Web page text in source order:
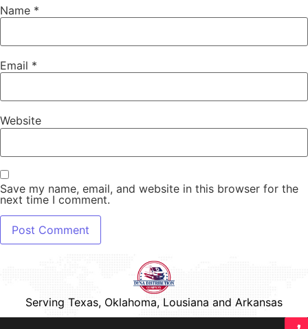
Name *
Email *
Website
Save my name, email, and website in this browser for the
next time I comment.
Serving Texas, Oklahoma, Lousiana and Arkansas